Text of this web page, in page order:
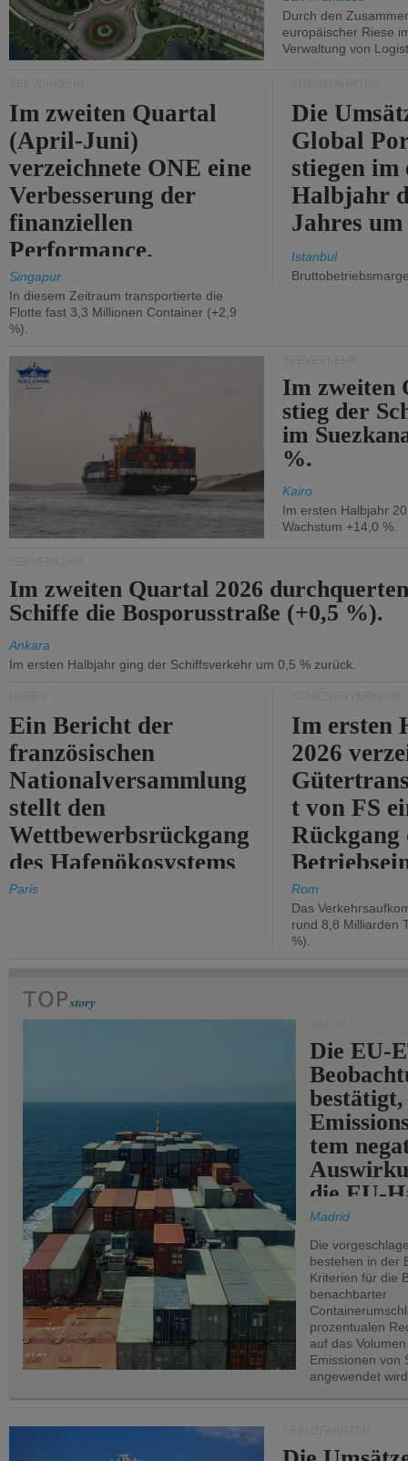
Durch den
europäischer Riese
Verwaltung von
Im zweiten Quartal
(April-Juni)
verzeichnete ONE eine
Verbesserung der
finanziellen
Performance.
Singapur
In diesem Zeitraum transportierte die
Flotte fast 3,3 Millionen Container (+2,9
%).
Die
Global
stiegen im
Halbjahr
Jahres
Istanbul
Im zweiten
stieg der
im
%.
Kairo
Im ersten Halbjahr
Wachstum +14,0 %.
Im zweiten Quartal 2026
Schiffe die Bosporusstraße (+0,5 %).
Ankara
Im ersten Halbjahr ging der Schiffsverkehr um 0,5 % zurück.
Ein Bericht der
französischen
Nationalversammlung
stellt den
Wettbewerbsrückgang
des Hafenökosystems
des Staates fest.
Paris
Im ersten
2026
t von FS
Rückgang
um 2,7 %.
Rom
Das
rund 8,8 Milliarden
%).
Die EU-
bestätigt,
tem
die EU-
Madrid
Die
bestehen in der
Kriterien für die
benachbarter
prozentualen
auf das
Emissionen von
angewendet